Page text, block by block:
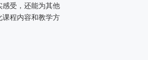
受，还能为其他
程内容和教学方